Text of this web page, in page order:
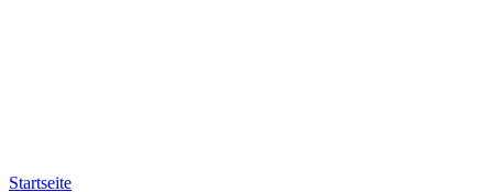
Startseite